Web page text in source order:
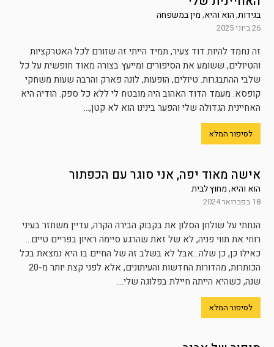
בגידות,הוא והיא,מין במשפחה
26 ביוני 2025
זה נחמד להיות דוד צעיר, תמיד הייתי זה שזורם לכל האטרקציות
והטיולים, ששומע את הסיפורים ומייעץ בצורה מאוד חופשית על כל
שלבי ההתבגרות. טיולים, הופעות, לונה פארק והרבה שעות משחקי
קופסא. מעמד הדוד האהוב היה מובטח לי ללא כל ספק. הודיה היא
האחיינית הגדולה שלי והפער בינינו הוא לא קטן,...
לסיפור המלא
אישה מאוד יפה, אני סוגר עם הכפתור
הוא והיא,מחוץ לבית
18 בפברואר 2024
הנחתי על שולחן הסלון את בקבוק הבירה הקרה, עדיין משחזר בעיני
רוחי את תווי פניה, לא של זאת שהרגע סיימה ראיון בפריים טיים…
כאילו כן, כן שלה…אבל לא בשלב זה של החיים בו היא נמצאת בכל
הכותרות, מהדורות החדשות והעיתונים, אלא לפני קצת יותר מ-20
שנה, כשהיא הייתה חיילת בפלוגה שלי....
לסיפור המלא